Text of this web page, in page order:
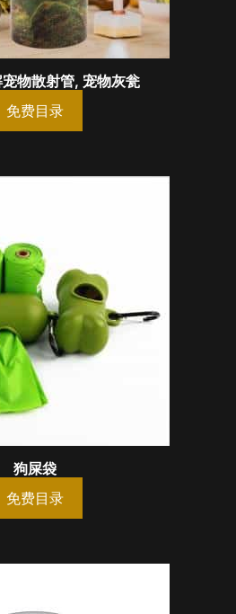
物散射管, 宠物灰瓮
免费目录
狗屎袋
免费目录